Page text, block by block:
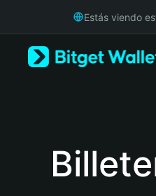
Русский
Estás viendo